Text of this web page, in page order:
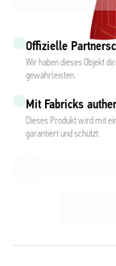
Offizielle
Wir haben dieses Objekt
gewährleisten.
Mit Fabricks
Dieses Produkt wird mit
garantiert und schützt.